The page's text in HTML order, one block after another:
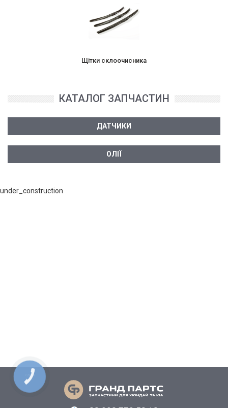
Щітки склоочисника
КАТАЛОГ ЗАПЧАСТИН
ДАТЧИКИ
ОЛІЇ
under_construction
КНОПКА
СВЯЗИ